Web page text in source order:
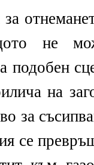
не
подобен
на
за
се